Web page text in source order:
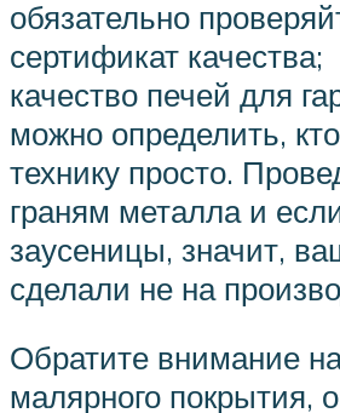
обязательно
сертификат качества;
качество печей для
можно определить,
технику просто.
граням металла и
заусеницы, значит,
сделали не на
Обратите внимание
малярного покрытия,